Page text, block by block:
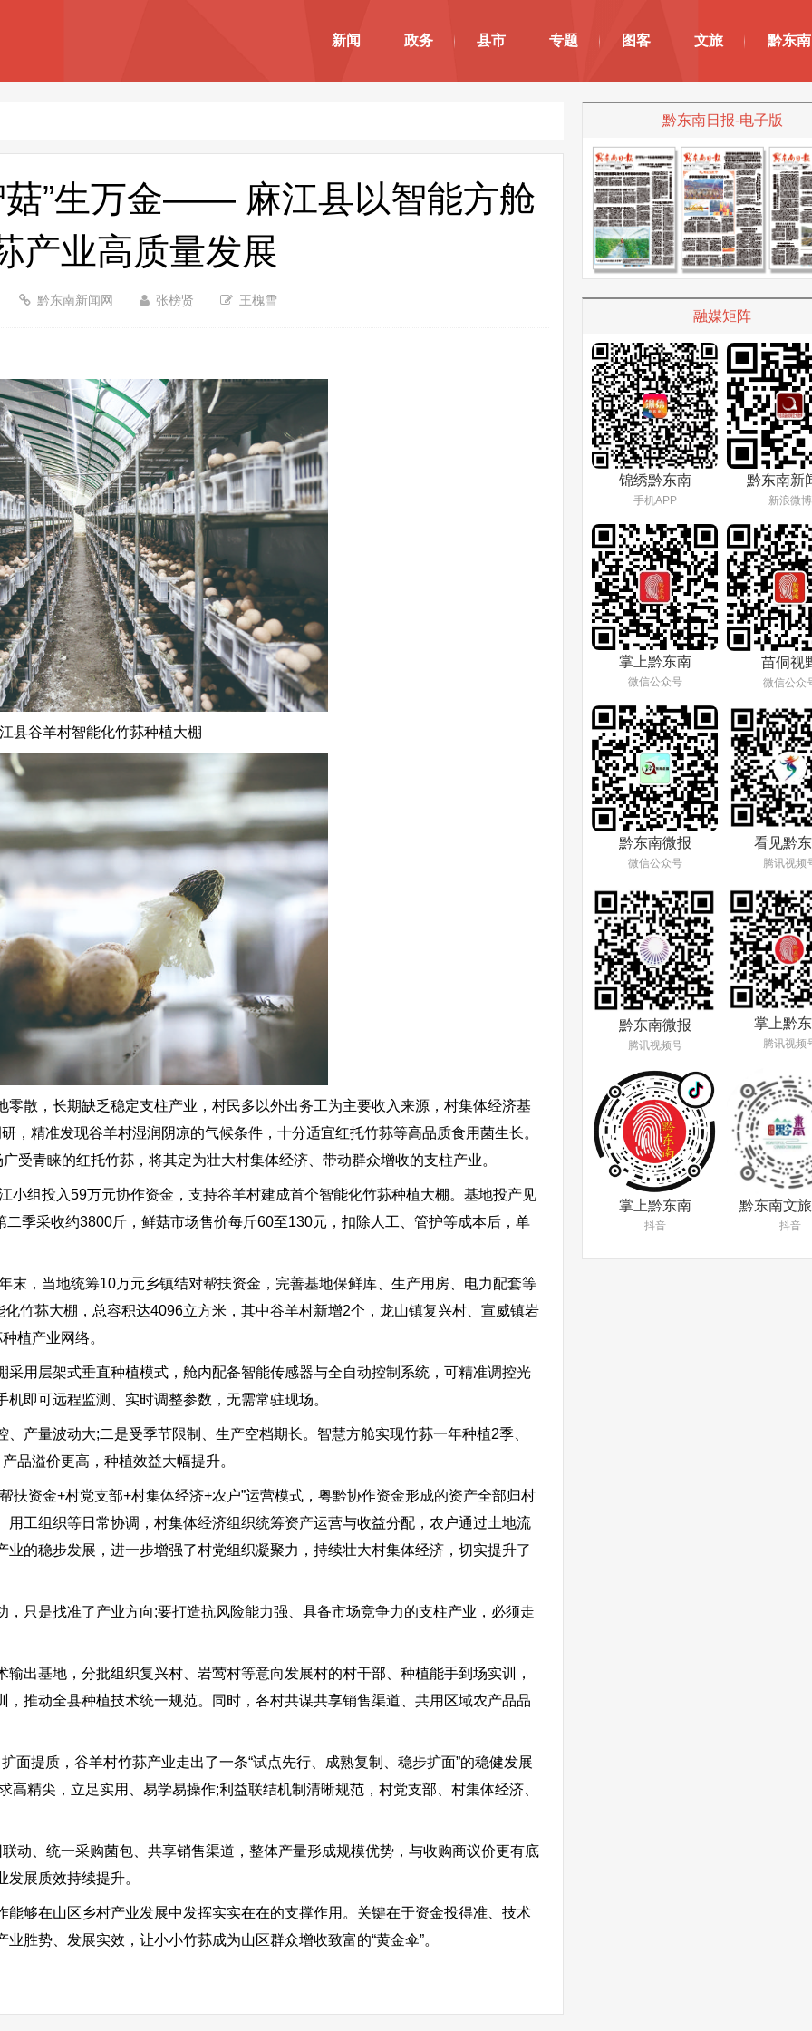
新闻 政务 县市 专题 图客 文旅 黔东
菇”生万金—— 麻江县以智能方舱
产业高质量发展
黔东南新闻网 张榜贤 王槐雪
谷羊村智能化竹荪种植大棚
，长期缺乏稳定支柱产业，村民多以外出务工为主要收入来源，村集体经济基
，精准发现谷羊村湿润阴凉的气候条件，十分适宜红托竹荪等高品质食用菌生长。
受青睐的红托竹荪，将其定为壮大村集体经济、带动群众增收的支柱产业。
投入59万元协作资金，支持谷羊村建成首个智能化竹荪种植大棚。基地投产见
季采收约3800斤，鲜菇市场售价每斤60至130元，扣除人工、管护等成本后，单
当地统筹10万元乡镇结对帮扶资金，完善基地保鲜库、生产用房、电力配套等
竹荪大棚，总容积达4096立方米，其中谷羊村新增2个，龙山镇复兴村、宣威镇岩
植产业网络。
层架式垂直种植模式，舱内配备智能传感器与全自动控制系统，可精准调控光
即可远程监测、实时调整参数，无需常驻现场。
量波动大;二是受季节限制、生产空档期长。智慧方舱实现竹荪一年种植2季、
品溢价更高，种植效益大幅提升。
金+村党支部+村集体经济+农户”运营模式，粤黔协作资金形成的资产全部归村
工组织等日常协调，村集体经济组织统筹资产运营与收益分配，农户通过土地流
的稳步发展，进一步增强了村党组织凝聚力，持续壮大村集体经济，切实提升了
是找准了产业方向;要打造抗风险能力强、具备市场竞争力的支柱产业，必须走
基地，分批组织复兴村、岩莺村等意向发展村的村干部、种植能手到场实训，
推动全县种植技术统一规范。同时，各村共谋共享销售渠道、共用区域农产品品
质，谷羊村竹荪产业走出了一条“试点先行、成熟复制、稳步扩面”的稳健发展
精尖，立足实用、易学易操作;利益联结机制清晰规范，村党支部、村集体经济、
、统一采购菌包、共享销售渠道，整体产量形成规模优势，与收购商议价更有底
展质效持续提升。
在山区乡村产业发展中发挥实实在在的支撑作用。关键在于资金投得准、技术
胜势、发展实效，让小小竹荪成为山区群众增收致富的“黄金伞”。
黔东南日报-电子版
融媒矩阵
锦绣黔东南
手机APP
黔东南新
新浪微博
掌上黔东南
微信公众号
苗侗视
微信公众
黔东南微报
微信公众号
看见黔
腾讯视频
黔东南微报
腾讯视频号
掌上黔
腾讯视频
掌上黔东南
抖音
黔东南文
抖音